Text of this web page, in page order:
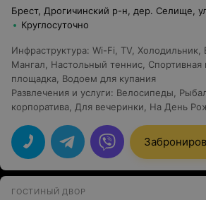
Круглосуточно
Инфраструктура: Wi-Fi TV Холодильник
Мангал
Настольный теннис
площадка Водоем для купания
Развлечения и услуги: Велосипеды
корпоратива Для вечеринки На День
ГОСТИНЫЙ ДВОР